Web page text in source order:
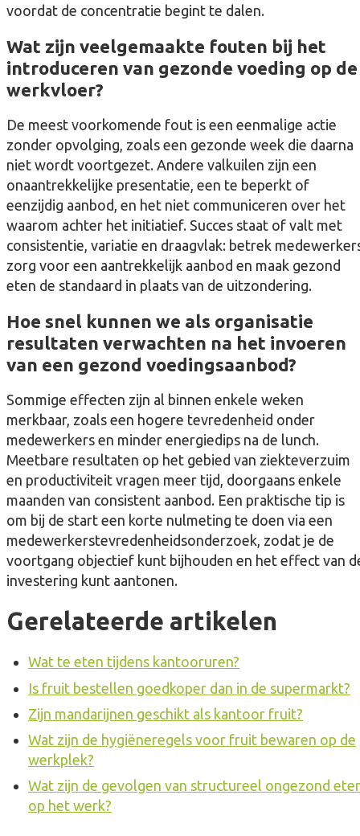
voordat de concentratie begint te dalen.
Wat zijn veelgemaakte fouten bij het
introduceren van gezonde voeding op de
werkvloer?
De meest voorkomende fout is een eenmalige actie
zonder opvolging, zoals een gezonde week die daarna
niet wordt voortgezet. Andere valkuilen zijn een
onaantrekkelijke presentatie, een te beperkt of
eenzijdig aanbod, en het niet communiceren over het
waarom achter het initiatief. Succes staat of valt met
consistentie, variatie en draagvlak: betrek
zorg voor een aantrekkelijk aanbod en maak gezond
eten de standaard in plaats van de uitzondering.
Hoe snel kunnen we als organisatie
resultaten verwachten na het invoeren
van een gezond voedingsaanbod?
Sommige effecten zijn al binnen enkele weken
merkbaar, zoals een hogere tevredenheid onder
medewerkers en minder energiedips na de lunch.
Meetbare resultaten op het gebied van ziekteverzuim
en productiviteit vragen meer tijd, doorgaans enkele
maanden van consistent aanbod. Een praktische tip is
om bij de start een korte nulmeting te doen via een
medewerkerstevredenheidsonderzoek, zodat je de
voortgang objectief kunt bijhouden en het effect van
investering kunt aantonen.
Gerelateerde artikelen
Wat te eten tijdens kantooruren?
Is fruit bestellen goedkoper dan in de supermarkt?
Zijn mandarijnen geschikt als kantoor fruit?
Wat zijn de hygiëneregels voor fruit bewaren op de
werkplek?
Wat zijn de gevolgen van structureel ongezond
op het werk?